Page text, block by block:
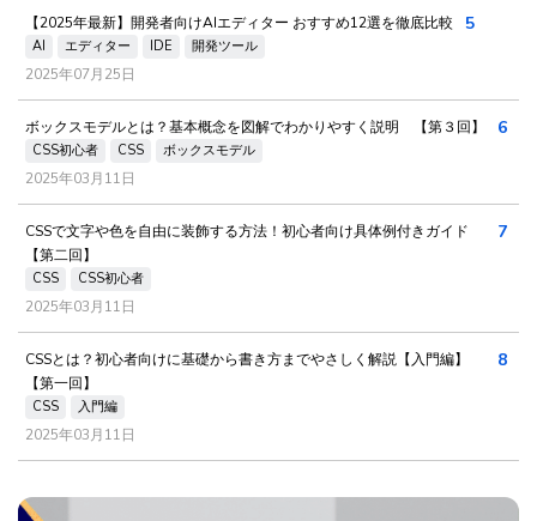
【2025年最新】開発者向けAIエディター おすすめ12選を徹底比較
AI エディター IDE 開発ツール
2025年07月25日
5
ボックスモデルとは？基本概念を図解でわかりやすく説明 【第３回】
CSS初心者 CSS ボックスモデル
2025年03月11日
6
CSSで文字や色を自由に装飾する方法！初心者向け具体例付きガイド
【第二回】
CSS CSS初心者
2025年03月11日
7
CSSとは？初心者向けに基礎から書き方までやさしく解説【入門編】
【第一回】
CSS 入門編
2025年03月11日
8